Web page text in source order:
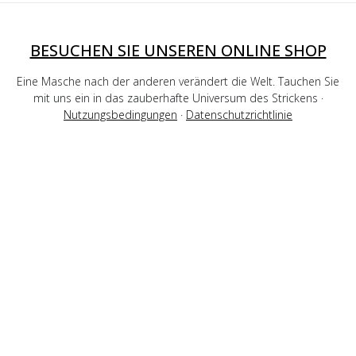
BESUCHEN SIE UNSEREN ONLINE SHOP
Eine Masche nach der anderen verändert die Welt. Tauchen Sie
mit uns ein in das zauberhafte Universum des Strickens ·
Nutzungsbedingungen · Datenschutzrichtlinie